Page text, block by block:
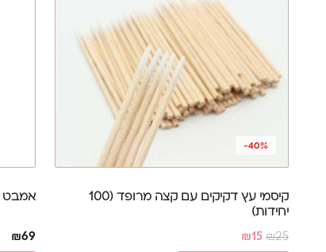
-40%
קיסמי עץ דקיקים עם קצה מרופד (100
יחידות)
₪25
₪15
אמבט
₪69